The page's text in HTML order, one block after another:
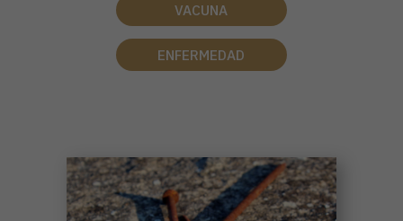
VACUNA
ENFERMEDAD